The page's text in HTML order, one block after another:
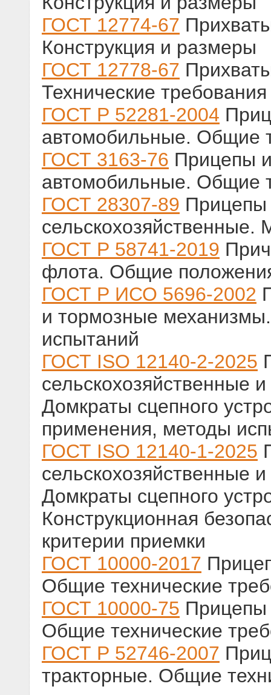
ГОСТ 12774-67
Конструкция и размеры
ГОСТ 12778-67
Технические требования
ГОСТ Р 52281-2004
автомобильные. Общие
ГОСТ 3163-76 Прицепы
автомобильные. Общие
ГОСТ 28307-89 Прицепы
сельскохозяйственные.
ГОСТ Р 58741-2019
флота. Общие
ГОСТ Р ИСО 5696-2002
и тормозные
испытаний
ГОСТ ISO 12140-2-2025
сельскохозяйственные
Домкраты сцепного
применения, методы
ГОСТ ISO 12140-1-2025
сельскохозяйственные
Домкраты сцепного
Конструкционная
критерии приемки
ГОСТ 10000-2017
Общие технические
ГОСТ 10000-75 Прицепы
Общие технические
ГОСТ Р 52746-2007
тракторные. Общие